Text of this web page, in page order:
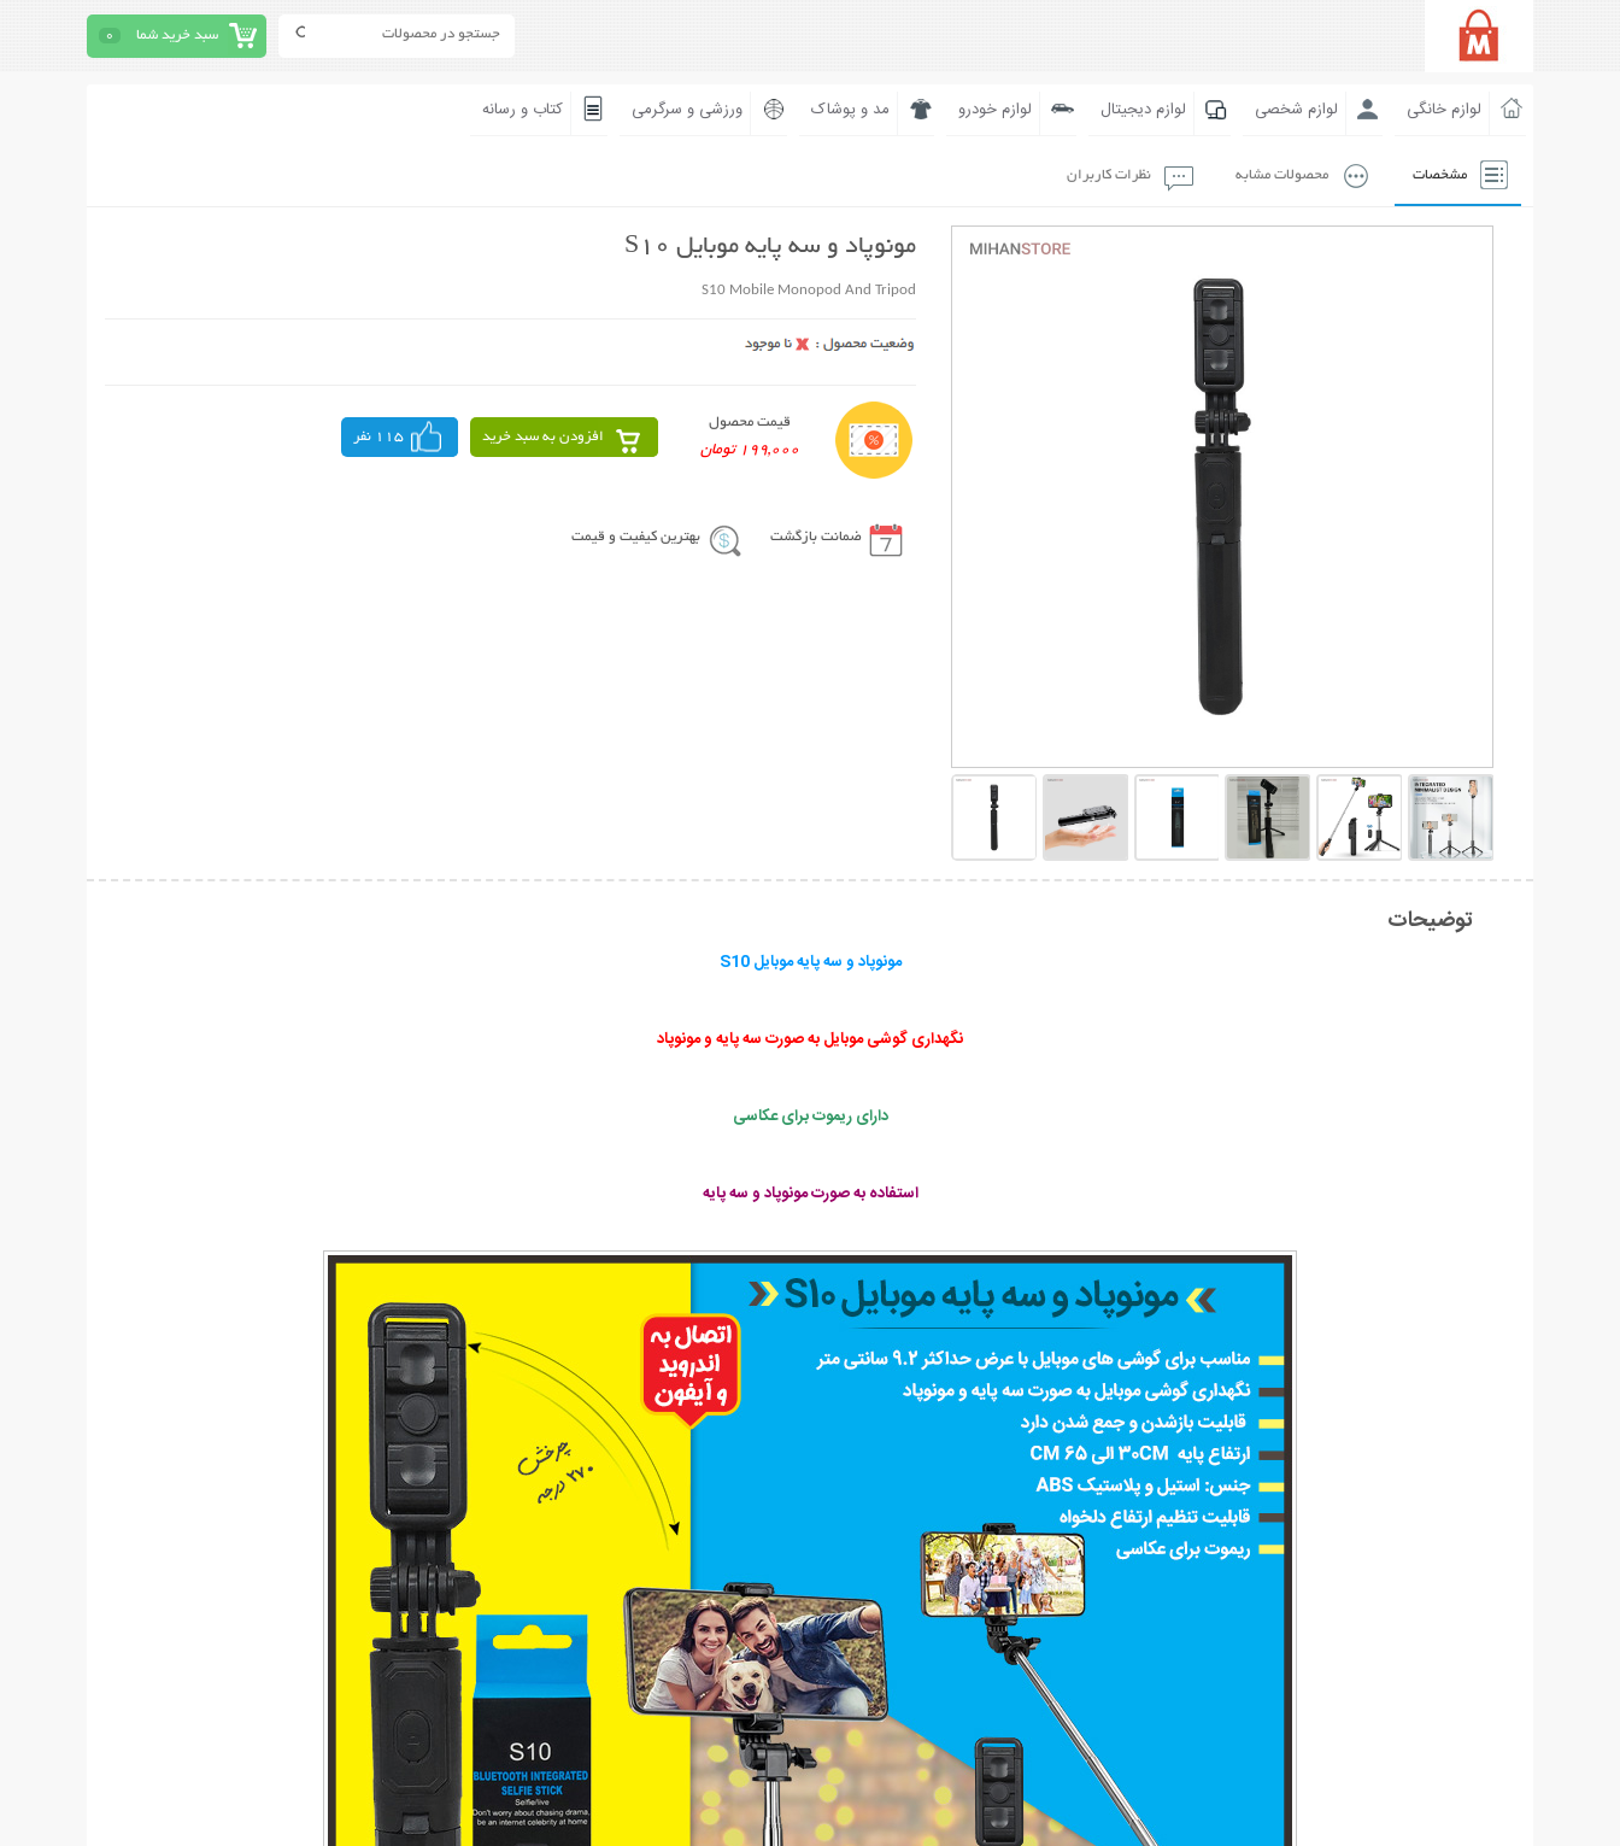
سبد خرید شما 0
لوازم خانگی لوازم شخصی لوازم دیجیتال لوازم خودرو مد و پوشاک ورزشی و سرگرمی کتاب و رسانه
مشخصات محصولات مشابه نظرات کاربران
مونوپاد و سه پایه موبایل S10
S10 Mobile Monopod And Tripod
قیمت محصول
199,000 تومان
افزودن به سبد خرید 115 نفر
ضمانت بازگشت بهترین کیفیت و قیمت
توضیحات
مونوپاد و سه پایه موبایل S10
نگهداری گوشی موبایل به صورت سه پایه و مونوپاد
دارای ریموت برای عکاسی
استفاده به صورت مونوپاد و سه پایه